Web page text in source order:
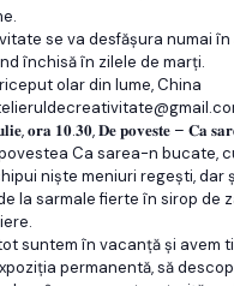
se va desfășura numai în
închisă în zilele de marți.
olar din lume, China
𝐨𝐫𝐚 𝟏𝟎.𝟑𝟎, 𝐃𝐞 𝐩𝐨𝐯𝐞𝐬𝐭𝐞 – 𝐂𝐚
Ca sarea-n bucate,
niște meniuri regești, dar
la sarmale fierte în sirop de
suntem în vacanță și avem
permanentă, să